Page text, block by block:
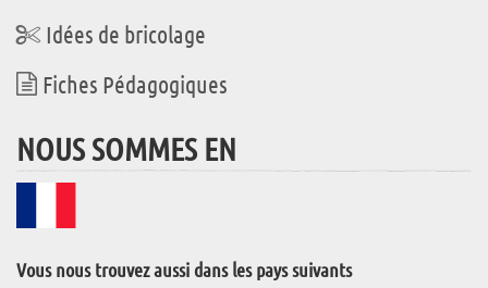
Idées de bricolage
Fiches Pédagogiques
NOUS SOMMES EN
Vous nous trouvez aussi dans les pays suivants